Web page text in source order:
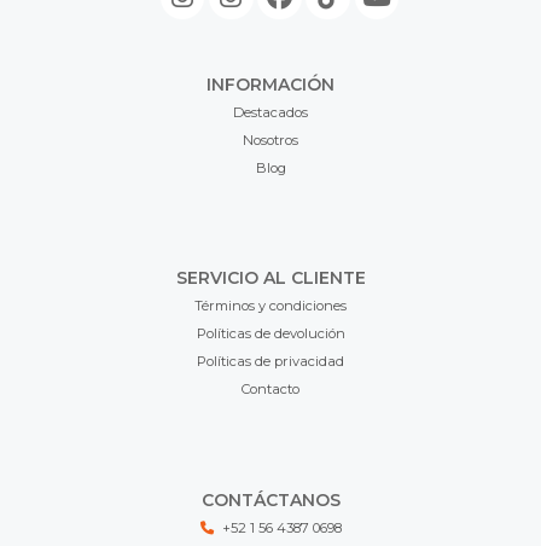
INFORMACIÓN
Destacados
Nosotros
Blog
SERVICIO AL CLIENTE
Términos y condiciones
Políticas de devolución
Políticas de privacidad
Contacto
CONTÁCTANOS
+52 1 56 4387 0698